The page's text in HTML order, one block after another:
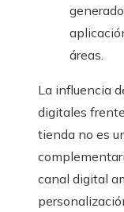
áreas.
La influencia
digitales
tienda no es
canal digital